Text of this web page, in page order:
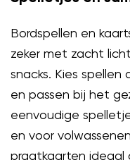
Bordspellen en
zeker met zacht
snacks. Kies spellen
en passen bij het
eenvoudige
en voor
praatkaarten ideaal